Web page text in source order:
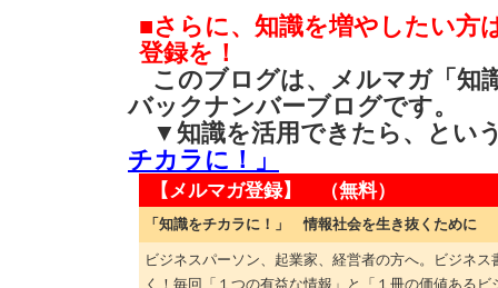
■さらに、知識を増やしたい方
登録を！
このブログは、メルマガ「知
バックナンバーブログです。
▼知識を活用できたら、と
チカラに！」
【メルマガ登録】 （無料）
「知識をチカラに！」 情報社会を生き抜くために
ビジネスパーソン、起業家、経営者の方へ。ビジネ
く！毎回「１つの有益な情報」と「１冊の価値ある